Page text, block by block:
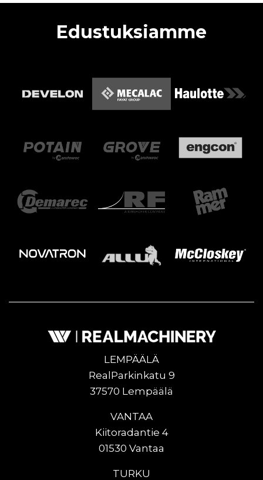
Edustuksiamme
LEMPÄÄLÄ
RealParkinkatu 9
37570 Lempäälä
VANTAA
Kiitoradantie 4
01530 Vantaa
TURKU